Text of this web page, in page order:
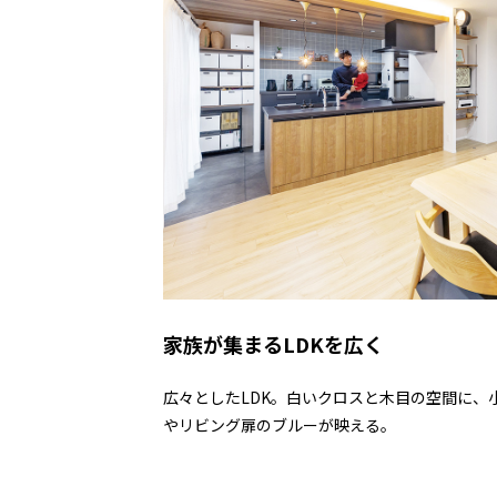
家族が集まるLDKを広く
広々としたLDK。白いクロスと木目の空間に、
やリビング扉のブルーが映える。